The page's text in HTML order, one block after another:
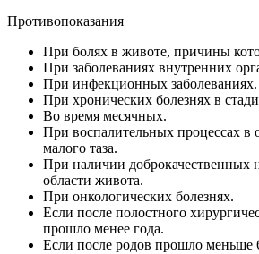
Противопоказания
При болях в животе, причины
При заболеваниях внутренних
При инфекционных заболеваниях.
При хронических болезнях в
Во время месячных.
При воспалительных процессах в
малого таза.
При наличии доброкачественных
области живота.
При онкологических болезнях.
Если после полостного
прошло менее года.
Если после родов прошло меньше